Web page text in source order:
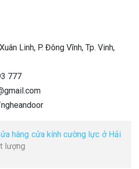
Linh, P. Đông Vĩnh, Tp. Vinh,
777
hàng cửa kính cường lực ở Hải
lượng